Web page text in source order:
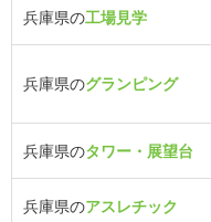
兵庫県の工場見学
兵庫県のグランピング
兵庫県のタワー・展望台
兵庫県のアスレチック